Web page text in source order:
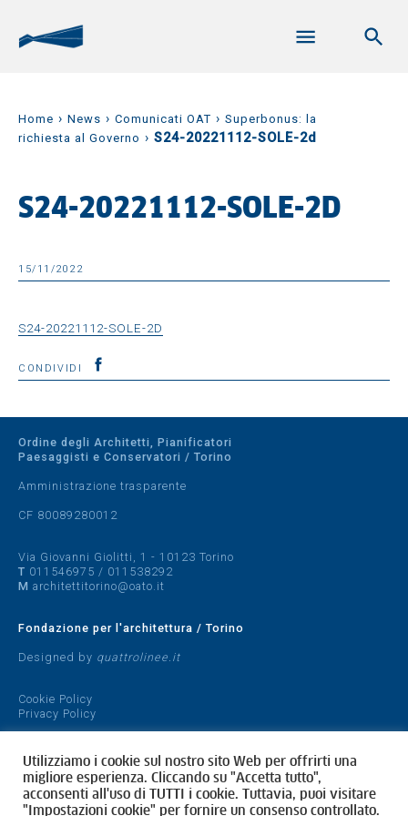
Home › News › Comunicati OAT › Superbonus: la
richiesta al Governo › S24-20221112-SOLE-2d
S24-20221112-SOLE-2D
15/11/2022
S24-20221112-SOLE-2D
CONDIVIDI
Ordine degli Architetti, Pianificatori
Paesaggisti e Conservatori / Torino
Amministrazione trasparente
CF 80089280012
Via Giovanni Giolitti, 1 - 10123 Torino
T 011546975 / 011538292
M architettitorino@oato.it
Fondazione per l'architettura / Torino
Designed by quattrolinee.it
Cookie Policy
Privacy Policy
Utilizziamo i cookie sul nostro sito Web per offrirti una
migliore esperienza. Cliccando su "Accetta tutto",
acconsenti all'uso di TUTTI i cookie. Tuttavia, puoi visitare
"Impostazioni cookie" per fornire un consenso controllato.